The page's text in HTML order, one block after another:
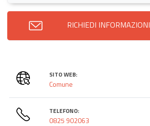
RICHIEDI INFORMAZIONI
SITO WEB:
Comune
TELEFONO:
0825 902063